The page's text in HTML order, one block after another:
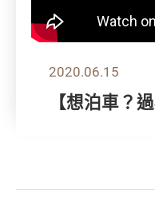
2020.06.15
【想泊車？過